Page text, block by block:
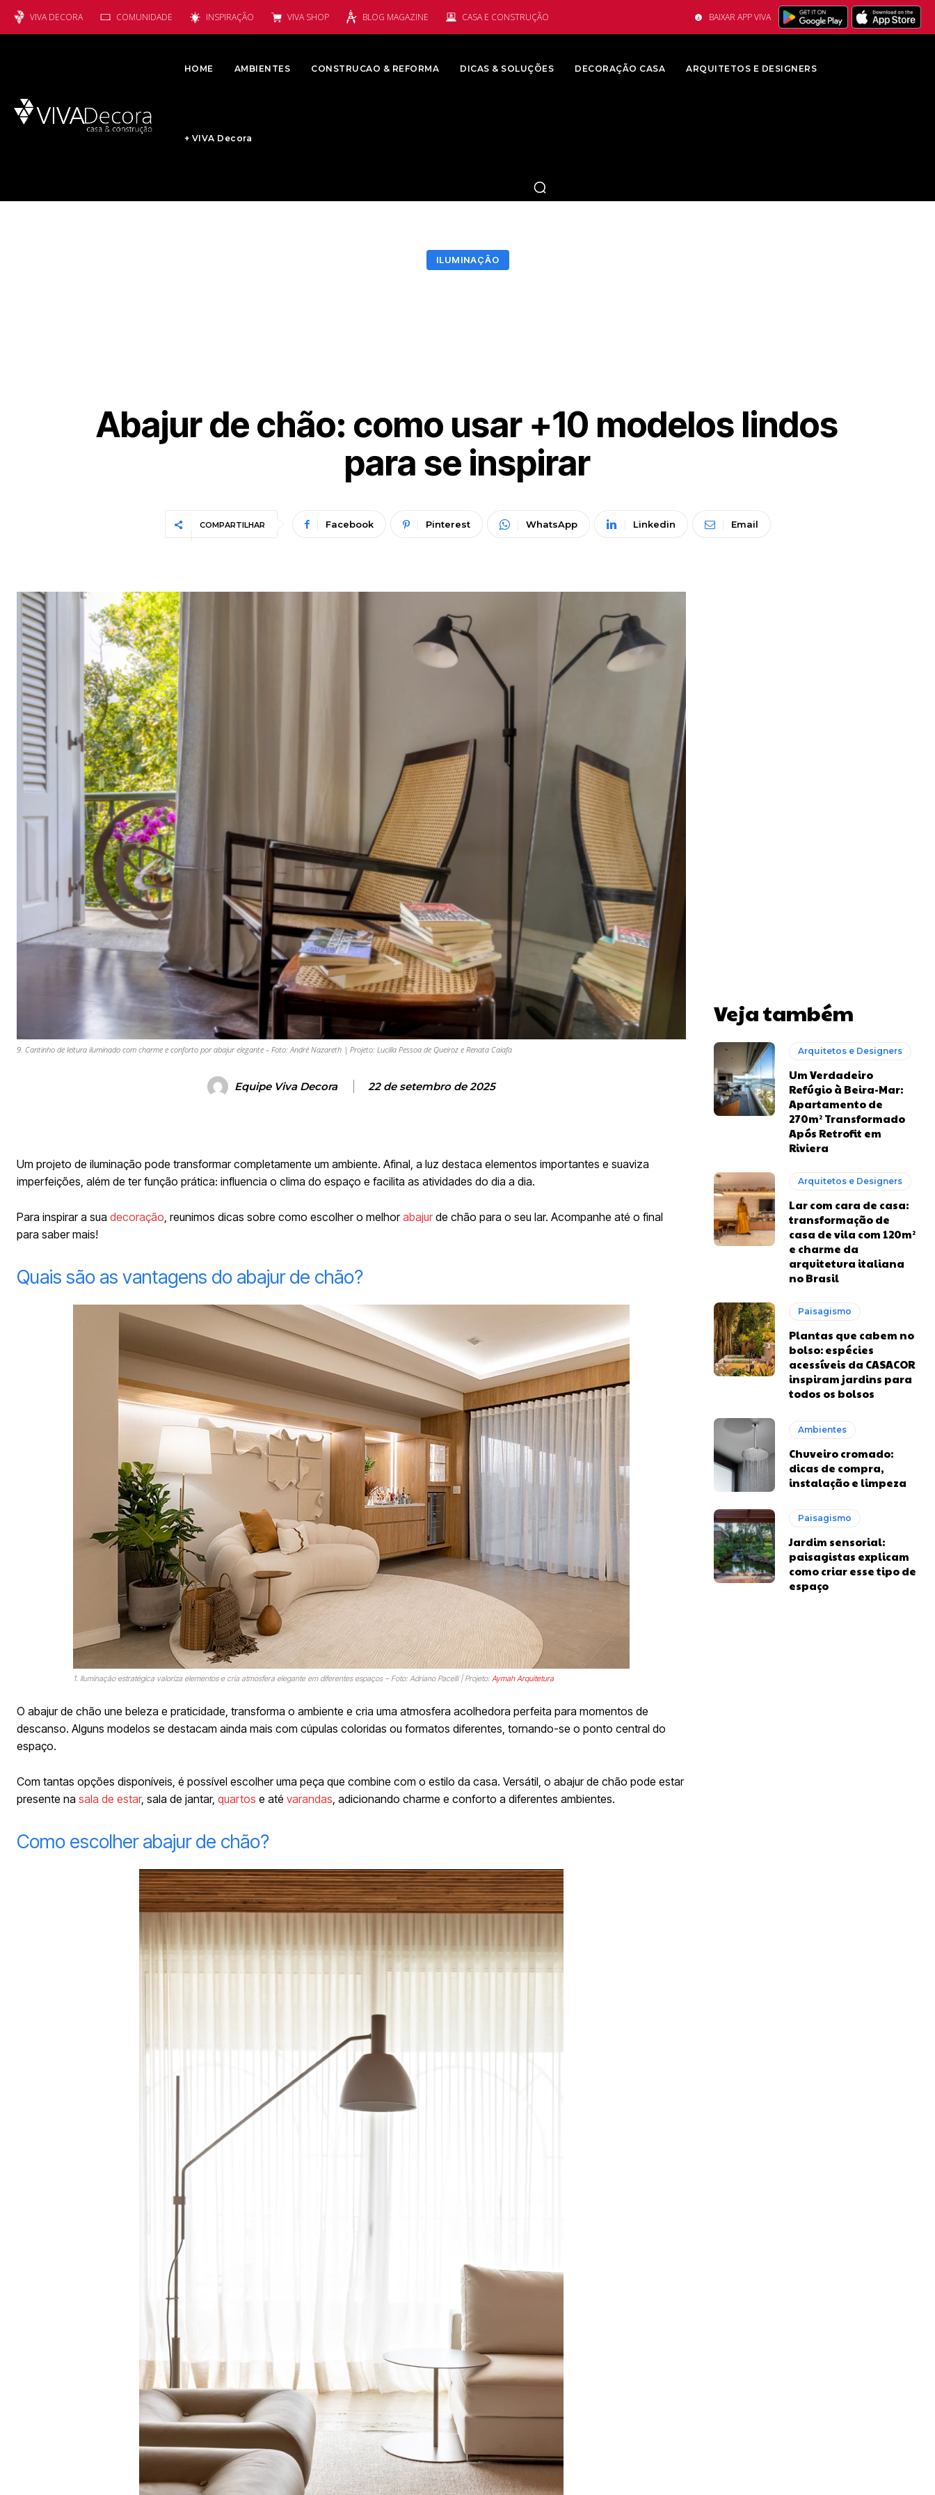
VIVA DECORA COMUNIDADE INSPIRAÇÃO VIVA SHOP BLOG MAGAZINE CASA E CONSTRUÇÃO BAIXAR APP VIVA
HOME AMBIENTES CONSTRUCAO & REFORMA DICAS & SOLUÇÕES DECORAÇÃO CASA ARQUITETOS E DESIGNERS
+ VIVA Decora
ILUMINAÇÃO
Abajur de chão: como usar +10 modelos lindos
para se inspirar
COMPARTILHAR Facebook Pinterest WhatsApp Linkedin Email
9. Cantinho de leitura iluminado com charme e conforto por abajur elegante – Foto: André Nazareth | Projeto: Lucilla Pessoa de Queiroz e Renata Caiafa
Equipe Viva Decora 22 de setembro de 2025
Um projeto de iluminação pode transformar completamente um ambiente. Afinal, a luz destaca elementos importantes e suaviza
imperfeições, além de ter função prática: influencia o clima do espaço e facilita as atividades do dia a dia.
Para inspirar a sua decoração, reunimos dicas sobre como escolher o melhorabajur de chão para o seu lar. Acompanhe até o final
para saber mais!
Quais são as vantagens do abajur de chão?
1. Iluminação estratégica valoriza elementos e cria atmosfera elegante em diferentes espaços – Foto: Adriano Pacelli | Projeto: Aymah Arquitetura
O abajur de chão une beleza e praticidade, transforma o ambiente e cria uma atmosfera acolhedora perfeita para momentos de
descanso. Alguns modelos se destacam ainda mais com cúpulas coloridas ou formatos diferentes, tornando-se o ponto central do
espaço.
Com tantas opções disponíveis, é possível escolher uma peça que combine com o estilo da casa. Versátil, o abajur de chão pode estar
presente na sala de estar, sala de jantar, quartos e até varandas, adicionando charme e conforto a diferentes ambientes.
Como escolher abajur de chão?
Veja também
Arquitetos e Designers
Um Verdadeiro
Refúgio à Beira-Mar:
Apartamento de
270m² Transformado
Após Retrofit em
Riviera
Arquitetos e Designers
Lar com cara de casa:
transformação de
casa de vila com 120m²
e charme da
arquitetura italiana
no Brasil
Paisagismo
Plantas que cabem no
bolso: espécies
acessíveis da CASACOR
inspiram jardins para
todos os bolsos
Ambientes
Chuveiro cromado:
dicas de compra,
instalação e limpeza
Paisagismo
Jardim sensorial:
paisagistas explicam
como criar esse tipo de
espaço